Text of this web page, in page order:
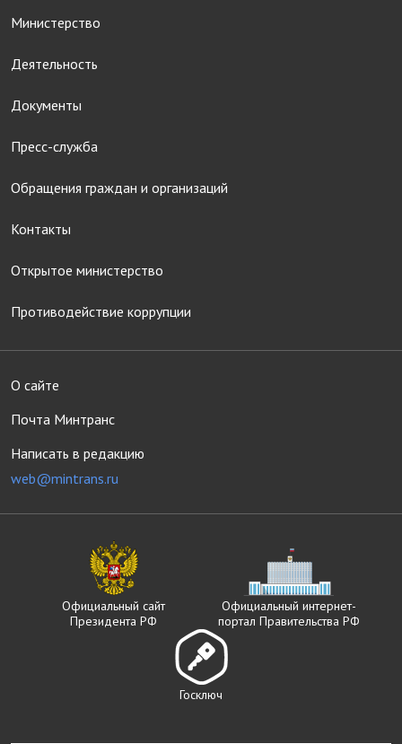
Министерство
Деятельность
Документы
Пресс-служба
Обращения граждан и организаций
Контакты
Открытое министерство
Противодействие коррупции
О сайте
Почта Минтранс
Написать в редакцию
web@mintrans.ru
Официальный сайт
Президента РФ
Официальный интернет-
портал Правительства РФ
Госключ